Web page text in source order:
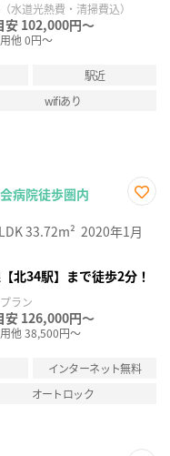
水道光熱費・清掃費込）
安 102,000円～
他 0円～
駅近
wifiあり
病院徒歩圏内
に入
り登
33.72m² 2020年1月
北34駅】まで徒歩2分！
ラン
安 126,000円～
他 38,500円～
インターネット無料
オートロック